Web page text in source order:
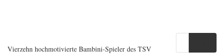
Vierzehn hochmotivierte Bambini-Spieler des TSV